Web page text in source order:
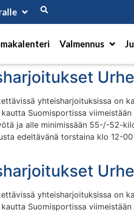
Valmennus
yhteisharjoituksissa on
Suomisportissa
ja alle minimissään 55-/-52-
edeltävänä torstaina klo
yhteisharjoituksissa on
Suomisportissa